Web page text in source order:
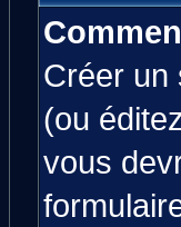
Créer un
(ou
vous